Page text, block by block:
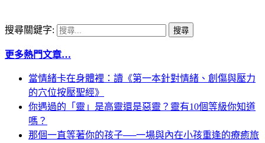
搜尋關鍵字:
更多熱門文章…
當情緒卡在身體裡：讀《第一本針對情緒、創傷與壓力
的穴位按壓聖經》
你遇過的「靈」是高靈還是惡靈？靈有10個等級你知道
嗎？
那個一直等著你的孩子──一場與內在小孩重逢的療癒旅